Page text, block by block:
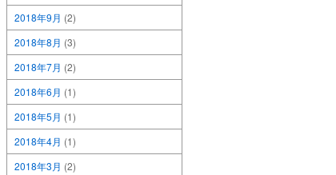
2018年9月 (2)
2018年8月 (3)
2018年7月 (2)
2018年6月 (1)
2018年5月 (1)
2018年4月 (1)
2018年3月 (2)